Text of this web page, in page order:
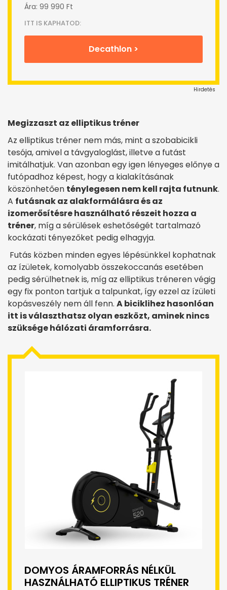
Ára: 99 990 Ft
ITT IS KAPHATOD:
Decathlon >
Hirdetés
Megizzaszt az elliptikus tréner
Az elliptikus tréner nem más, mint a szobabicikli
tesója, amivel a távgyaloglást, illetve a futást
imitálhatjuk. Van azonban egy igen lényeges előnye a
futópadhoz képest, hogy a kialakításának
köszönhetően ténylegesen nem kell rajta futnunk.
A futásnak az alakformálásra és az
izomerősítésre használható részeit hozza a
tréner, míg a sérülések eshetőségét tartalmazó
kockázati tényezőket pedig elhagyja.
Futás közben minden egyes lépésünkkel kophatnak
az ízületek, komolyabb összekoccanás esetében
pedig sérülhetnek is, míg az elliptikus tréneren végig
egy fix ponton tartjuk a talpunkat, így ezzel az ízületi
kopásveszély nem áll fenn. A biciklihez hasonlóan
itt is választhatsz olyan eszközt, aminek nincs
szüksége hálózati áramforrásra.
DOMYOS ÁRAMFORRÁS NÉLKÜL
HASZNÁLHATÓ ELLIPTIKUS TRÉNER